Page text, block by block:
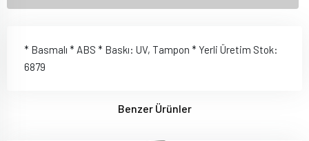
* Basmalı * ABS * Baskı: UV, Tampon * Yerli Üretim Stok:
6879
Benzer Ürünler